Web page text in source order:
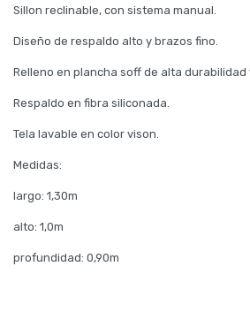
Sillon reclinable, con sistema manual.
Diseño de respaldo alto y brazos fino.
Relleno en plancha soff de alta durabilidad
Respaldo en fibra siliconada.
Tela lavable en color vison.
Medidas:
largo: 1,30m
alto: 1,0m
profundidad: 0,90m